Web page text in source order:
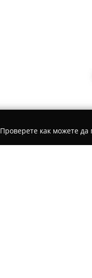
Проверете как можете да